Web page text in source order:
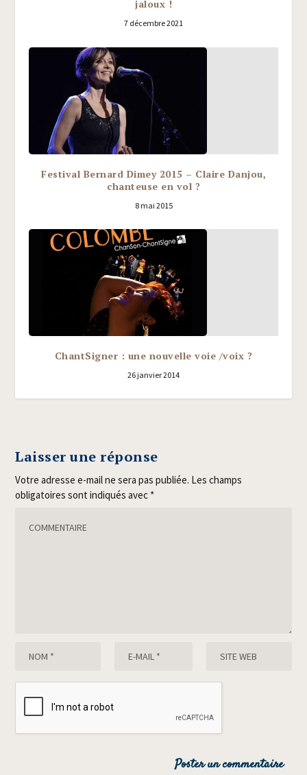
jaloux !
7 décembre 2021
Festival Bernard Dimey 2015 – Claire Danjou,
chanteuse en vol ?
8 mai 2015
ChantSigner : une nouvelle voie /​voix ?
26 janvier 2014
Laisser une réponse
Votre adresse e-mail ne sera pas publiée. Les champs
obligatoires sont indiqués avec *